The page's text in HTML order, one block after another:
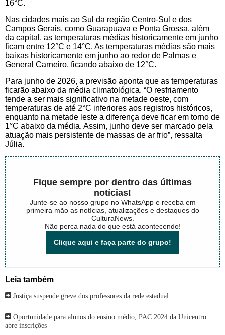
16°C.
Nas cidades mais ao Sul da região Centro-Sul e dos
Campos Gerais, como Guarapuava e Ponta Grossa, além
da capital, as temperaturas médias historicamente em junho
ficam entre 12°C e 14°C. As temperaturas médias são mais
baixas historicamente em junho ao redor de Palmas e
General Carneiro, ficando abaixo de 12°C.
Para junho de 2026, a previsão aponta que as temperaturas
ficarão abaixo da média climatológica. “O resfriamento
tende a ser mais significativo na metade oeste, com
temperaturas de até 2°C inferiores aos registros históricos,
enquanto na metade leste a diferença deve ficar em torno de
1°C abaixo da média. Assim, junho deve ser marcado pela
atuação mais persistente de massas de ar frio”, ressalta
Júlia.
Fique sempre por dentro das últimas
notícias!
Junte-se ao nosso grupo no WhatsApp e receba em
primeira mão as notícias, atualizações e destaques do
CulturaNews.
Não perca nada do que está acontecendo!
Clique aqui e faça parte do grupo!
Leia também
Justiça suspende greve dos professores da rede estadual
Oportunidade para alunos do ensino médio, PAC 2024 da Unicentro
abre inscrições